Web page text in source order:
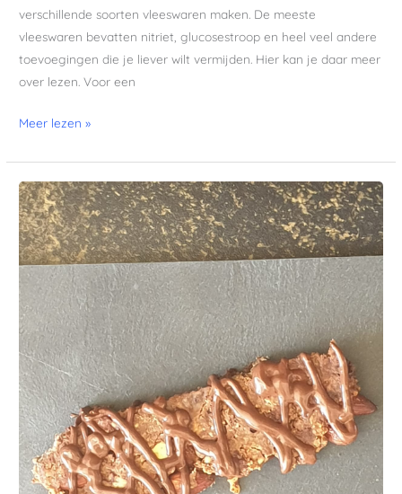
verschillende soorten vleeswaren maken. De meeste
vleeswaren bevatten nitriet, glucosestroop en heel veel andere
toevoegingen die je liever wilt vermijden. Hier kan je daar meer
over lezen. Voor een
Meer lezen »
Granola
reep